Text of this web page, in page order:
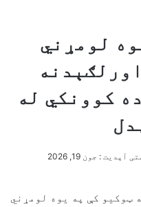
لومړني
کوونکي له
آپدیت : جون 19, 2026
ټوکیو کې په یوه لومړني